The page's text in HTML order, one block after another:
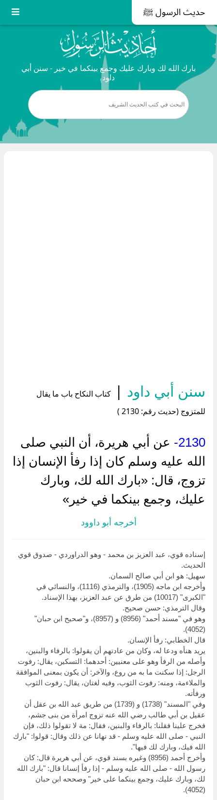
حديث الرسول ﷺ
بارك الله لك وبارك عليك وجمع بينكما في خير - سنن أبي
داود
سنن أبي داود |
كتاب النكاح باب ما يقال
للمتزوج (حديث رقم: 2130 )
2130-
عن أبي هريرة، أن النبي صلى
الله عليه وسلم كان إذا رفأ الإنسان إذا
تزوج، قال: «بارك الله لك، وبارك
عليك، وجمع بينكما في خير»
أخرجه أبو داوود
إسناده قوي، عبد العزيز بن محمد - وهو الدراوردي - صدوق قوي
الحديث.
سهيل: هو ابن أبي صالح السمان.
وأخرجه ابن ماجه (1905)، والترمذي (1116)، والنسائي في
"الكبرى" (10017) من طرق عن عبد العزيز، بهذا الإسناد.
وقال الترمذي: حسن صحيح.
وهو في "مسند أحمد" (8956) و (8957)، و"صحيح ابن حبان"
(4052).
قال الخطابي: رفأ الإنسان.
يريد هنأه ودعا له، وكان من عادتهم أن يقولوا: بالرفاء والبنين،
وأصله من الرفأ وهو على معنيين: أحدهما: التسكين، يقال: رفوت
الرجل: إذا سكنت ما به من روع، والآخر: أن يكون بمعنى الموافقة
والملاءمة، ومنه: رفوت الثوب، وفيه لغتان، يقال: رفوت الثوب
ورفأته.
وفي "المسند" (1738) و (1739) من طريق عبد الله بن عقل أن
عقيل بن أبي طالب رضي الله عنه تزوج امرأة من بنى جشم،
فخرج علينا فقلنا: بالرفاء والبنين، فقال: مة لا تقولوا ذلك، فإن
النبي - صلى الله عليه وسلم - قد نهانا عن ذلك وقال: قولوا: "بارك
الله فيك، وبارك لك فيها".
وأخرج أحمد (8956) وغيره بسند قوي، عن أبي هريرة قال: كان
رسول الله - صلى الله عليه وسلم - إذا رفأ إنسانا قال: "بارك الله
لك، وبارك عليك، وجمع بينكما على خير" وصححه ابن حبان
(4052).